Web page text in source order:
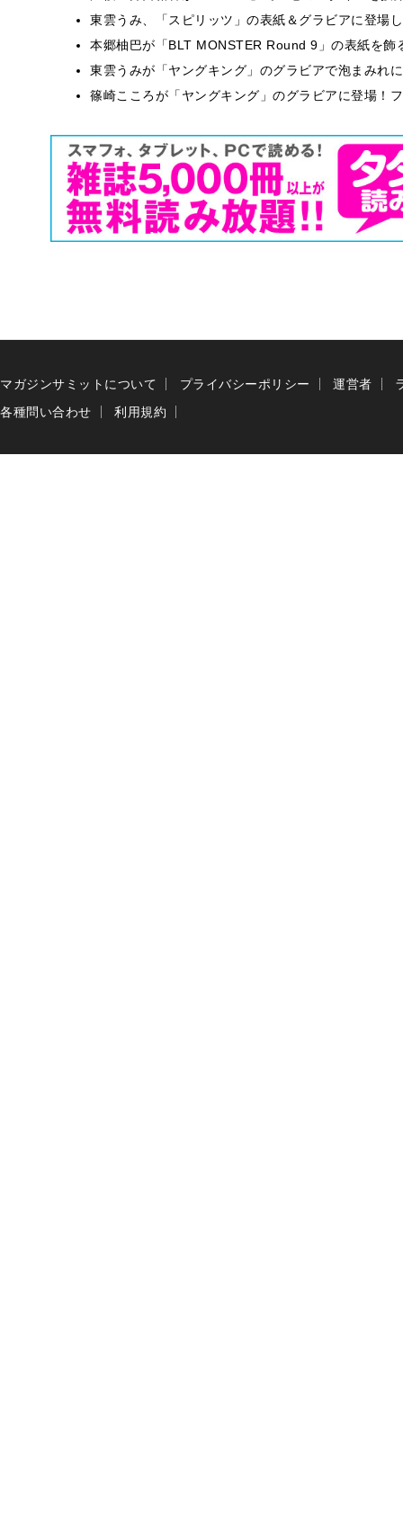
東雲うみ、「スピリッツ」の表紙＆グラビアに登場
本郷柚巴が「BLT MONSTER Round 9」の表紙を
東雲うみが「ヤングキング」のグラビアで泡まみれ
篠崎こころが「ヤングキング」のグラビアに登場！
マガジンサミットについて プライバシーポリシー 運営者
各種問い合わせ
利用規約